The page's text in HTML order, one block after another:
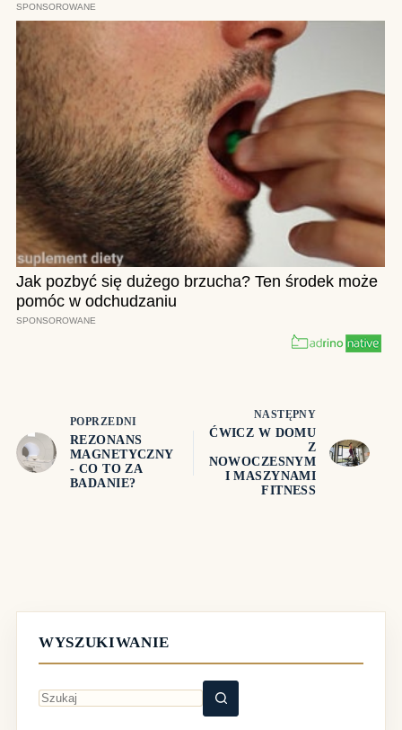
POPRZEDNI
REZONANS
MAGNETYCZNY
- CO TO ZA
BADANIE?
NASTĘPNY
ĆWICZ W DOMU
Z
NOWOCZESNYM
I MASZYNAMI
FITNESS
WYSZUKIWANIE